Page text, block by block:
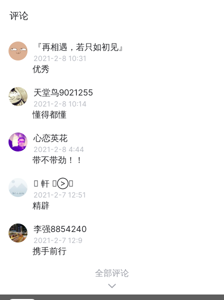
评论
『再相遇，若只如初见』
2021-2-8 10:31
优秀
天堂鸟9021255
2021-2-8 10:14
懂得都懂
心恋英花
2021-2-8 4:44
带不带劲！！
 軒 
2021-2-7 12:51
精辟
李强8854240
2021-2-7 12:9
携手前行
全部评论